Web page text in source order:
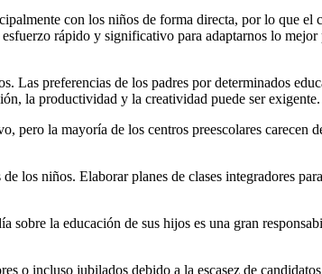
con los niños de forma directa, por lo que el
rápido y significativo para adaptarnos lo
Las preferencias de los padres por determinados
la productividad y la creatividad puede ser
la mayoría de los centros preescolares carecen
los niños. Elaborar planes de clases integradores
la educación de sus hijos es una gran
o incluso jubilados debido a la escasez de